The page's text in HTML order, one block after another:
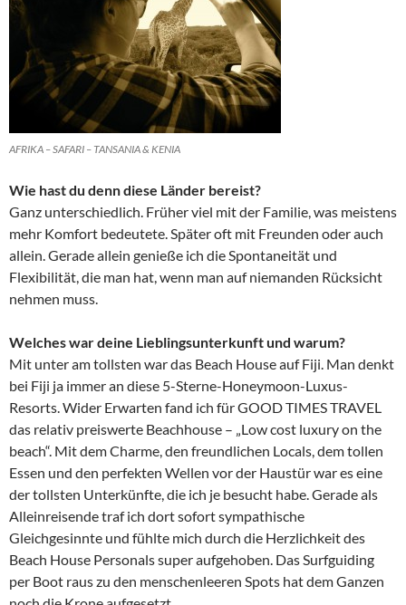
AFRIKA – SAFARI – TANSANIA & KENIA
Wie hast du denn diese Länder bereist?
Ganz unterschiedlich. Früher viel mit der Familie, was meistens
mehr Komfort bedeutete. Später oft mit Freunden oder auch
allein. Gerade allein genieße ich die Spontaneität und
Flexibilität, die man hat, wenn man auf niemanden Rücksicht
nehmen muss.
Welches war deine Lieblingsunterkunft und warum?
Mit unter am tollsten war das Beach House auf Fiji. Man denkt
bei Fiji ja immer an diese 5-Sterne-Honeymoon-Luxus-
Resorts. Wider Erwarten fand ich für GOOD TIMES TRAVEL
das relativ preiswerte Beachhouse – „Low cost luxury on the
beach“. Mit dem Charme, den freundlichen Locals, dem tollen
Essen und den perfekten Wellen vor der Haustür war es eine
der tollsten Unterkünfte, die ich je besucht habe. Gerade als
Alleinreisende traf ich dort sofort sympathische
Gleichgesinnte und fühlte mich durch die Herzlichkeit des
Beach House Personals super aufgehoben. Das Surfguiding
per Boot raus zu den menschenleeren Spots hat dem Ganzen